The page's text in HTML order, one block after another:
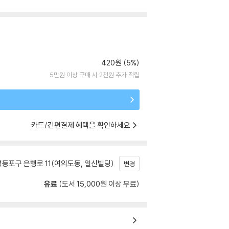
420원 (5%)
5만원 이상 구매 시 2천원 추가 적립
카드/간편결제 혜택을 확인하세요
포구 은행로 11(여의도동, 일신빌딩) 변경
유료 (도서 15,000원 이상 무료)